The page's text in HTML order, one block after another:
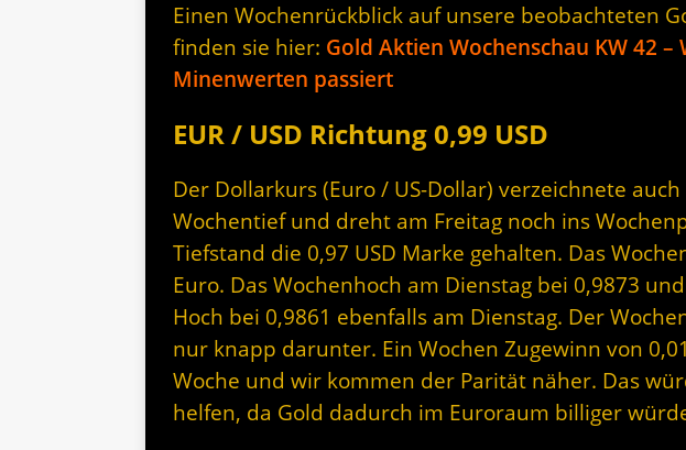
Einen Wochenrückblick auf unsere beobachteten
finden sie hier: Gold Aktien Wochenschau KW 42 –
Minenwerten passiert
EUR / USD Richtung 0,99 USD
Der Dollarkurs (Euro / US-Dollar) verzeichnete
Wochentief und dreht am Freitag noch ins
Tiefstand die 0,97 USD Marke gehalten. Das
Euro. Das Wochenhoch am Dienstag bei 0,9873
Hoch bei 0,9861 ebenfalls am Dienstag. Der
nur knapp darunter. Ein Wochen Zugewinn von
Woche und wir kommen der Parität näher. Das
helfen, da Gold dadurch im Euroraum billiger